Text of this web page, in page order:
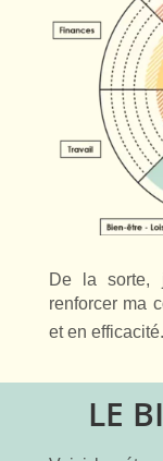
De la sorte,
renforcer ma
et en
LE